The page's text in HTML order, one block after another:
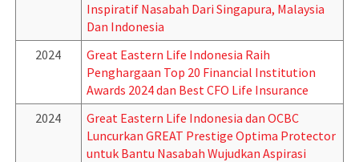
Inspiratif Nasabah Dari Singapura, Malaysia
Dan Indonesia
2024
Great Eastern Life Indonesia Raih
Penghargaan Top 20 Financial Institution
Awards 2024 dan Best CFO Life Insurance
2024
Great Eastern Life Indonesia dan OCBC
Luncurkan GREAT Prestige Optima Protector
untuk Bantu Nasabah Wujudkan Aspirasi